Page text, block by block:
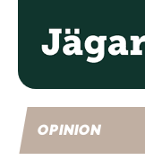
OPINION